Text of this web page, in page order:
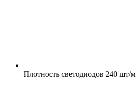
Плотность светодиодов 240 шт/м